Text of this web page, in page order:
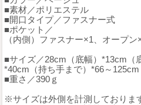
■素材／ポリエステル
■開口タイプ／ファスナー式
■ポケット／
（内側）ファスナー×1、オープン
■サイズ／28cm（底幅）*13cm（
*40cm（持ち手まで）*66～125cm
■重さ／390ｇ
※サイズは外側を計測しておりま